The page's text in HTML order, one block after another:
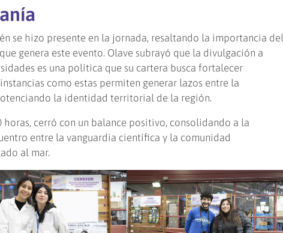
se hizo presente en la jornada, resaltando la importancia del
genera este evento. Olave subrayó que la divulgación a
es una política que su cartera busca fortalecer
como estas permiten generar lazos entre la
la identidad territorial de la región.
horas, cerró con un balance positivo, consolidando a la
entre la vanguardia científica y la comunidad
al mar.